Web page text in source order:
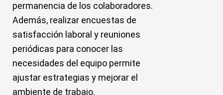
permanencia de los colaboradores.
Además, realizar encuestas de
satisfacción laboral y reuniones
periódicas para conocer las
necesidades del equipo permite
ajustar estrategias y mejorar el
ambiente de trabajo.